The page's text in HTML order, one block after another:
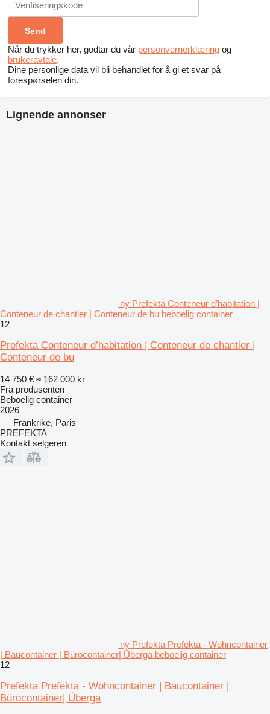
Når du trykker her, godtar du vår personvernerklæring og
brukeravtale.
Dine personlige data vil bli behandlet for å gi et svar på
forespørselen din.
Lignende annonser
ny Prefekta Conteneur d’habitation |
Conteneur de chantier | Conteneur de bu beboelig container
12
Prefekta Conteneur d’habitation | Conteneur de chantier |
Conteneur de bu
14 750 € ≈ 162 000 kr
Fra produsenten
Beboelig container
2026
Frankrike, Paris
PREFEKTA
Kontakt selgeren
ny Prefekta Prefekta - Wohncontainer
| Baucontainer | Bürocontainer| Überga beboelig container
12
Prefekta Prefekta - Wohncontainer | Baucontainer |
Bürocontainer| Überga